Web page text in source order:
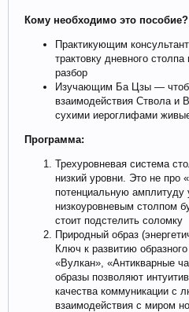
Кому необходимо это пособие?
Практикующим
трактовку дневного
разбор
Изучающим Ба Цзы —
взаимодействия Ствола и
сухими иероглифами
Программа:
Трехуровневая система
низкий уровни. Это не про
потенциальную амплитуду
низкоуровневым столпом
стоит подстелить соломку
Природный образ
Ключ к развитию
«Вулкан», «Антикварные
образы позволяют
качества коммуникации с
взаимодействия с миром